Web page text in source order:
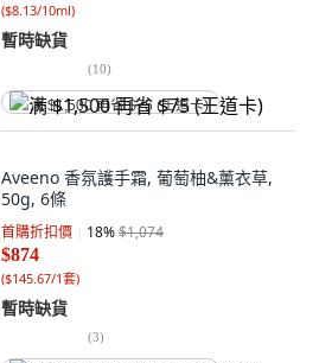
($8.13/10ml)
暫時缺貨
(10)
满 $1,500 再省 $75 (王道卡)
Aveeno 香氛護手霜, 葡萄柚&薰衣草,
50g, 6條
首購折扣價 18%$1,074
$874
($145.67/1套)
暫時缺貨
(3)